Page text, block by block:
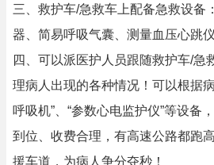
三、救护车/急救车上配备急救设备
器、简易呼吸气囊、测量血压心跳
四、可以派医护人员跟随救护车/急
理病人出现的各种情况！可以根据
呼吸机”、“参数心电监护仪”等设备
到位、收费合理，有高速公路都跑
援车道，为病人争分夺秒！